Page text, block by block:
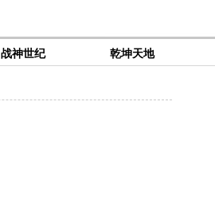
今日 10:00点
今日 10:00点
战神世纪 乾坤天地